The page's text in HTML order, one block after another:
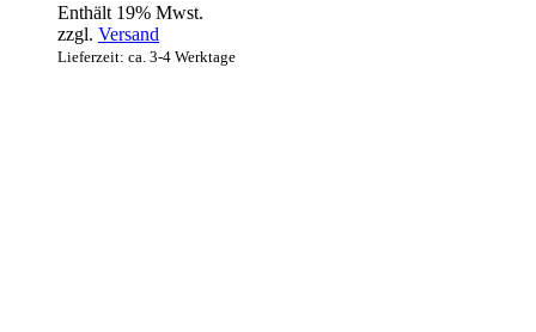
Enthält 19% Mwst.
zzgl. Versand
Lieferzeit: ca. 3-4 Werktage